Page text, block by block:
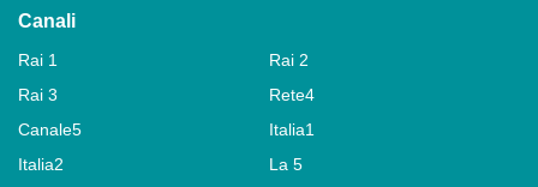
Canali
Rai 1
Rai 2
Rai 3
Rete4
Canale5
Italia1
Italia2
La 5